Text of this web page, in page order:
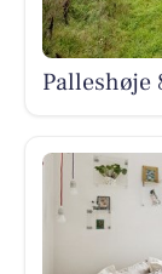
Palleshøje